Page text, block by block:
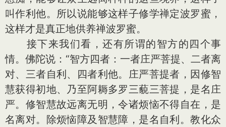
叫作利他。所以说能够这样子修学禅定波罗蜜，
这样才是真正地供养禅波罗蜜。
接下来我们看，还有所谓的智方的四个事
情。佛陀说：“智方四者：一者庄严菩提、二者离
对、三者自利、四者利他。庄严菩提者，因修智
慧获得初地、乃至阿耨多罗三藐三菩提，是名庄
严。修智慧故远离无明，令诸烦恼不得自在，是
名离对。除烦恼障及智慧障，是名自利。教化众